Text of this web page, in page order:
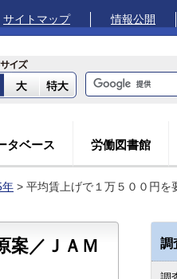
サイトマップ 情報公開
タベース 労働図書館
年 > 平均賃上げで１万５００円
案／ＪＡＭ
調